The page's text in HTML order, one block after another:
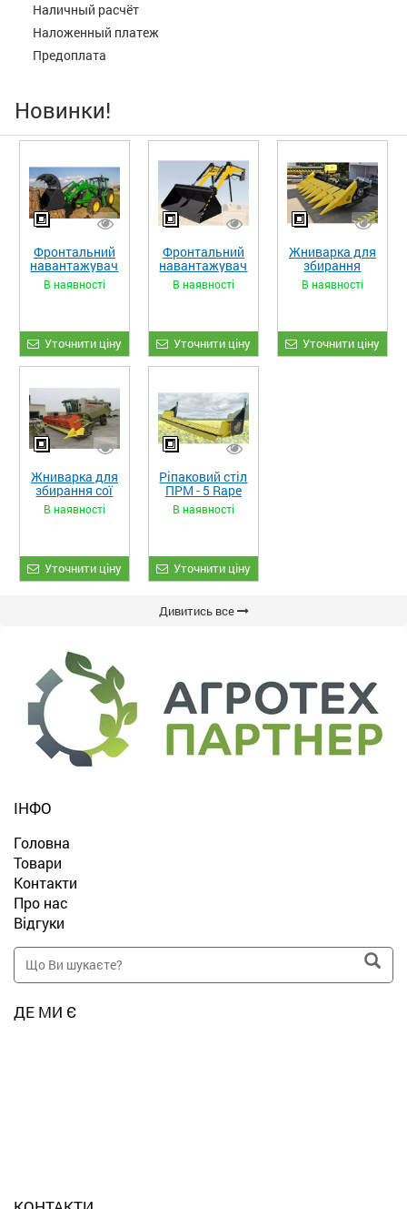
Наличный расчёт
Наложенный платеж
Предоплата
Новинки!
Фронтальний
навантажувач
«STRONG XL»
В наявності
Уточнити ціну
Фронтальний
навантажувач
«STRONG»
В наявності
Уточнити ціну
Жниварка для
збирання
кукурудзи
ЖКИ-870
В наявності
Уточнити ціну
Жниварка для
збирання сої
та гороху
«ETTARO»
В наявності
Уточнити ціну
Ріпаковий стіл
ПРМ - 5 Rape
Fiore
В наявності
Уточнити ціну
Дивитись все
ІНФО
Головна
Товари
Контакти
Про нас
Відгуки
ДЕ МИ Є